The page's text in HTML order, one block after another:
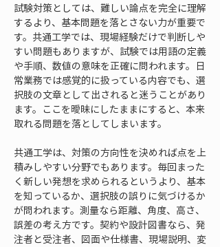
試験対策としては、難しい論点を完全に理解
するより、基本問題を落とさない力が重要で
す。共通工学では、現場経験だけで判断しや
すい問題もありますが、試験では用語の定義
や手順、数値の意味を正確に問われます。日
常業務では感覚的に扱っている内容でも、選
択肢の文章として出されると迷うことがあり
ます。ここを曖昧にしたままにすると、本来
取れる問題を落としてしまいます。
共通工学は、対策の方向性を決めれば点を上
積みしやすい分野でもあります。毎回まった
く新しい発想を求められるというより、基本
を知っているか、選択肢の誤りに気づけるか
が問われます。測量なら距離、角度、高さ、
誤差の考え方です。契約や設計図書なら、発
注者と受注者、図面や仕様書、現場説明、変